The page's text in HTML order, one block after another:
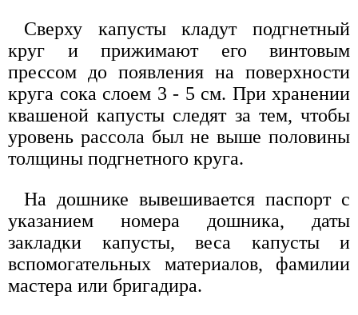
Сверху капусты кладут подгнетный
круг и прижимают его винтовым
прессом до появления на поверхности
круга сока слоем 3 - 5 см. При хранении
квашеной капусты следят за тем, чтобы
уровень рассола был не выше половины
толщины подгнетного круга.
На дошнике вывешивается паспорт с
указанием номера дошника, даты
закладки капусты, веса капусты и
вспомогательных материалов, фамилии
мастера или бригадира.